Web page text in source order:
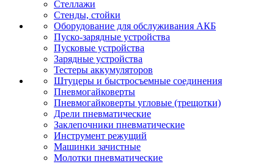
Стеллажи
Стенды, стойки
Оборудование для обслуживания АКБ
Пуско-зарядные устройства
Пусковые устройства
Зарядные устройства
Тестеры аккумуляторов
Штуцеры и быстросъемные соединения
Пневмогайковерты
Пневмогайковерты угловые (трещотки)
Дрели пневматические
Заклепочники пневматические
Инструмент режущий
Машинки зачистные
Молотки пневматические